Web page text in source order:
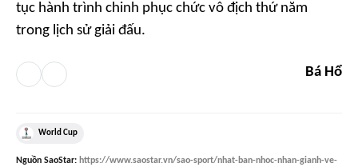
tục hành trình chinh phục chức vô địch thứ năm
trong lịch sử giải đấu.
Bá Hổ
World Cup
Nguồn SaoStar: https://www.saostar.vn/sao-sport/nhat-ban-nhoc-nhan-gianh-ve-